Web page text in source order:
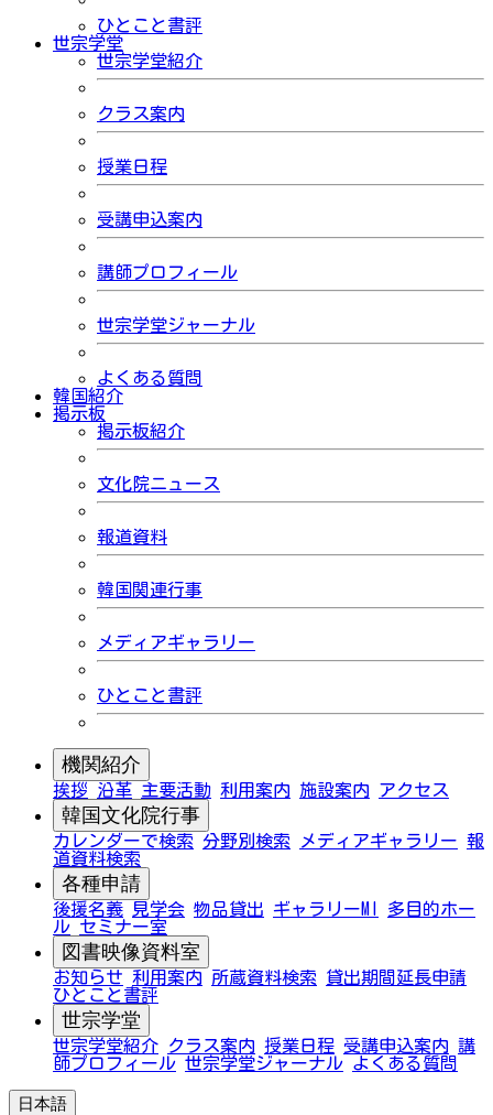
ひとこと書評
世宗学堂
世宗学堂紹介
クラス案内
授業日程
受講申込案内
講師プロフィール
世宗学堂ジャーナル
よくある質問
韓国紹介
掲示板
掲示板紹介
文化院ニュース
報道資料
韓国関連行事
メディアギャラリー
ひとこと書評
機関紹介
挨拶 沿革 主要活動 利用案内 施設案内 アクセス
韓国文化院行事
カレンダーで検索 分野別検索 メディアギャラリー 報
道資料検索
各種申請
後援名義 見学会 物品貸出 ギャラリーMI
多目的ホー
ル セミナー室
図書映像資料室
お知らせ 利用案内 所蔵資料検索
貸出期間延長申請
ひとこと書評
世宗学堂
世宗学堂紹介 クラス案内 授業日程 受講申込案内 講
師プロフィール 世宗学堂ジャーナル よくある質問
日本語